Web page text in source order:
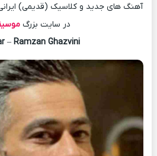
آهنگ های جدید و کلاسیک (قدیمی)
در سایت بزرگ
– Ramzan Ghazvini